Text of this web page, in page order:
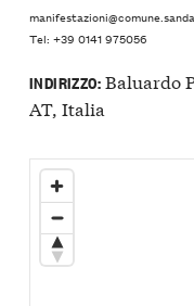
Tel: +39 0141 975056
INDIRIZZO:Baluardo
AT, Italia